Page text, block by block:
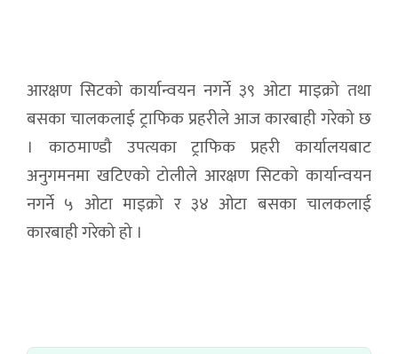
आरक्षण सिटको कार्यान्वयन नगर्ने ३९ ओटा माइक्रो तथा
बसका चालकलाई ट्राफिक प्रहरीले आज कारबाही गरेको छ
। काठमाण्डौ उपत्यका ट्राफिक प्रहरी कार्यालयबाट
अनुगमनमा खटिएको टोलीले आरक्षण सिटको कार्यान्वयन
नगर्ने ५ ओटा माइक्रो र ३४ ओटा बसका चालकलाई
कारबाही गरेको हो ।